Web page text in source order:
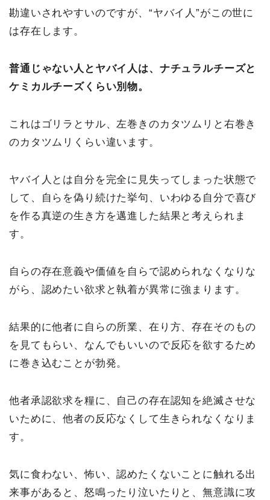
勘違いされやすいのですが、“ヤバイ人”がこの世に
は存在します。
普通じゃない人とヤバイ人は、ナチュラルチーズと
ケミカルチーズくらい別物。
これはゴリラとサル、左巻きのカタツムリと右巻き
のカタツムリくらい違います。
ヤバイ人とは自分を完全に見失ってしまった状態で
して、自らを偽り続けた挙句、いわゆる自分で喜び
を作る真逆の生き方を邁進した結果と考えられま
す。
自らの存在意義や価値を自らで認められなくなりな
がら、認めたい欲求と執着が異常に強まります。
結果的に他者に自らの所業、在り方、存在そのもの
を見てもらい、なんでもいいので反応を欲するため
に巻き込むことが勃発。
他者承認欲求を糧に、自己の存在認知を絶滅させな
いために、他者の反応なくして生きられなくなりま
す。
気に食わない、怖い、認めたくないことに触れる出
来事があると、怒鳴ったり泣いたりと、無意識に攻